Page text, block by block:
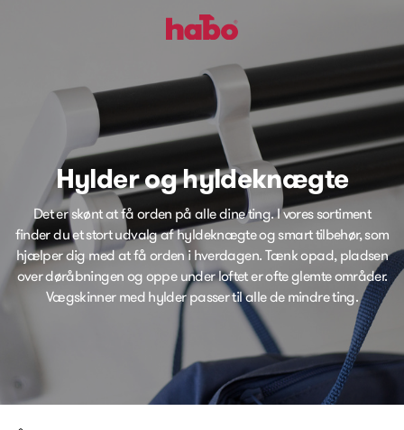
Hylder og hyldeknægte
Det er skønt at få orden på alle dine ting. I vores sortiment
finder du et stort udvalg af hyldeknægte og smart tilbehør, som
hjælper dig med at få orden i hverdagen. Tænk opad, pladsen
over døråbningen og oppe under loftet er ofte glemte områder.
Vægskinner med hylder passer til alle de mindre ting.